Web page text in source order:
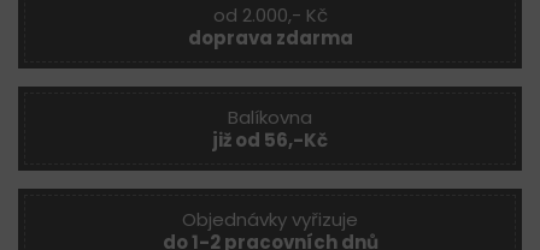
od 2.000,- Kč
doprava zdarma
Balíkovna
již od 56,-Kč
Objednávky vyřizuje
do 1-2 pracovních dnů